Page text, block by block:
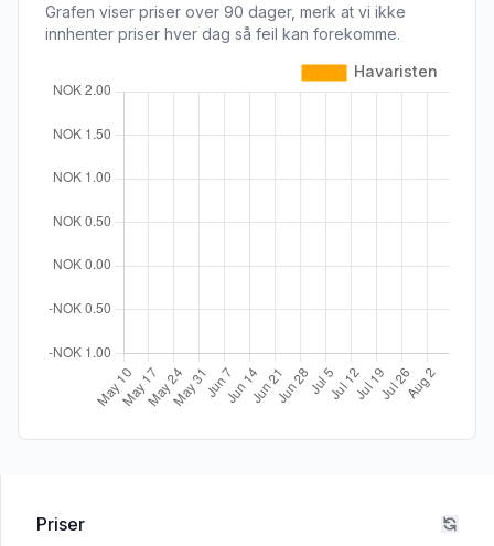
Grafen viser priser over 90 dager, merk at vi ikke
innhenter priser hver dag så feil kan forekomme.
Priser